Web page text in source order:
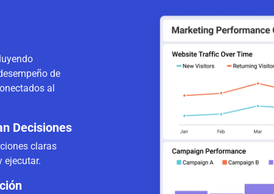
de
al
Decisiones
claras
ejecutar.